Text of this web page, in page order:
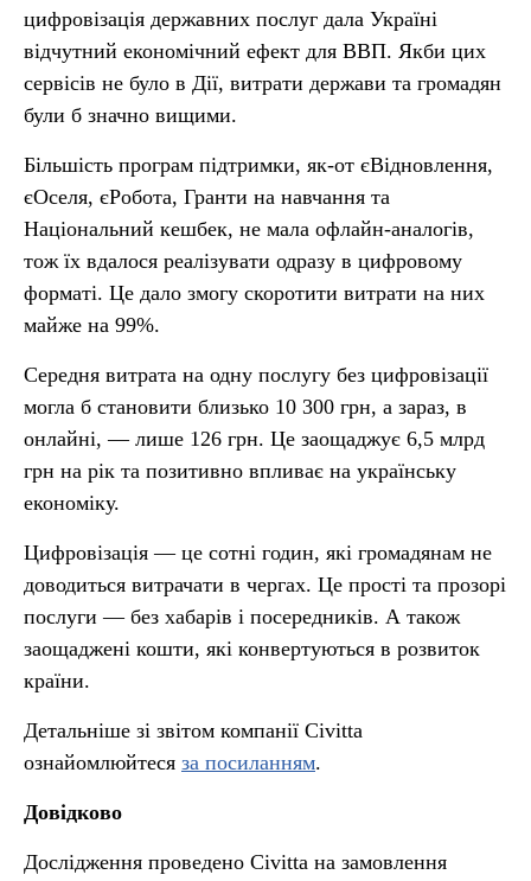
цифровізація державних послуг дала Україні
відчутний економічний ефект для ВВП. Якби цих
сервісів не було в Дії, витрати держави та громадян
були б значно вищими.
Більшість програм підтримки, як-от єВідновлення,
єОселя, єРобота, Гранти на навчання та
Національний кешбек, не мала офлайн-аналогів,
тож їх вдалося реалізувати одразу в цифровому
форматі. Це дало змогу скоротити витрати на них
майже на 99%.
Середня витрата на одну послугу без цифровізації
могла б становити близько 10 300 грн, а зараз, в
онлайні, — лише 126 грн. Це заощаджує 6,5 млрд
грн на рік та позитивно впливає на українську
економіку.
Цифровізація — це сотні годин, які громадянам не
доводиться витрачати в чергах. Це прості та прозорі
послуги — без хабарів і посередників. А також
заощаджені кошти, які конвертуються в розвиток
країни.
Детальніше зі звітом компанії Civitta
ознайомлюйтеся за посиланням.
Довідково
Дослідження проведено Civitta на замовлення